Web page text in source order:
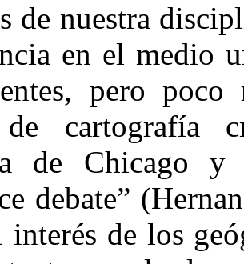
de nuestra
en el medio
pero poco
de cartografía
de Chicago y
debate”
de los